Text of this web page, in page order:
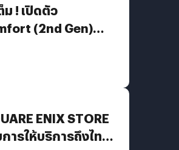
ม ! เปิดตัว
(2nd Gen)
ENIX STORE
ารให้บริการถึงไทย